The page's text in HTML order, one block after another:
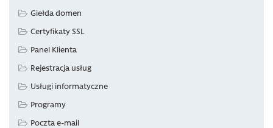
Giełda domen
Certyfikaty SSL
Panel Klienta
Rejestracja usług
Usługi informatyczne
Programy
Poczta e-mail